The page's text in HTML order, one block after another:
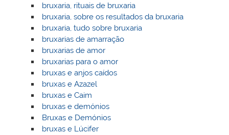
bruxaria, rituais de bruxaria
bruxaria, sobre os resultados da bruxaria
bruxaria, tudo sobre bruxaria
bruxarias de amarração
bruxarias de amor
bruxarias para o amor
bruxas e anjos caídos
bruxas e Azazel
bruxas e Caim
bruxas e demónios
Bruxas e Demónios
bruxas e Lúcifer